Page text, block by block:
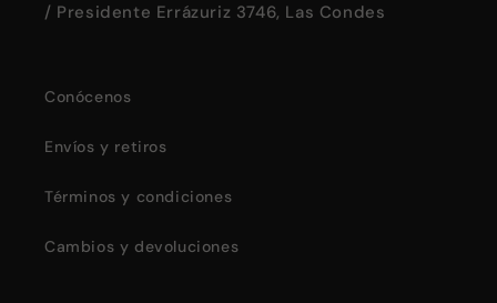
/ Presidente Errázuriz 3746, Las Condes
Conócenos
Envíos y retiros
Términos y condiciones
Cambios y devoluciones